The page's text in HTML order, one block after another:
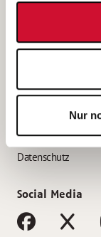
Nur
Bewerbung als
Bewerbung als
AWO
Impressum
Datenschutz
Social Media